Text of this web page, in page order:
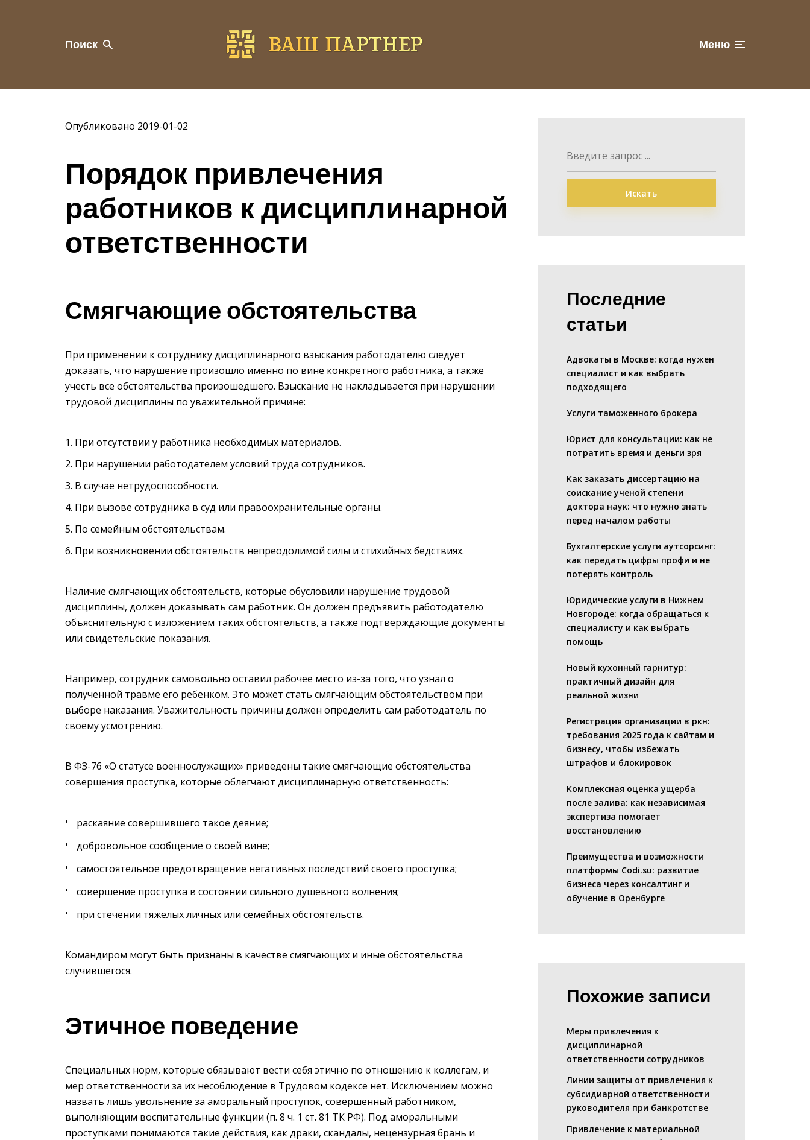
Поиск Меню
Опубликовано 2019-01-02
Порядок привлечения
работников к дисциплинарной
ответственности
Смягчающие обстоятельства
При применении к сотруднику дисциплинарного взыскания работодателю следует
доказать, что нарушение произошло именно по вине конкретного работника, а также
учесть все обстоятельства произошедшего. Взыскание не накладывается при нарушении
трудовой дисциплины по уважительной причине:
При отсутствии у работника необходимых материалов.
При нарушении работодателем условий труда сотрудников.
В случае нетрудоспособности.
При вызове сотрудника в суд или правоохранительные органы.
По семейным обстоятельствам.
При возникновении обстоятельств непреодолимой силы и стихийных бедствиях.
Наличие смягчающих обстоятельств, которые обусловили нарушение трудовой
дисциплины, должен доказывать сам работник. Он должен предъявить работодателю
объяснительную с изложением таких обстоятельств, а также подтверждающие документы
или свидетельские показания.
Например, сотрудник самовольно оставил рабочее место из-за того, что узнал о
полученной травме его ребенком. Это может стать смягчающим обстоятельством при
выборе наказания. Уважительность причины должен определить сам работодатель по
своему усмотрению.
В ФЗ-76 «О статусе военнослужащих» приведены такие смягчающие обстоятельства
совершения проступка, которые облегчают дисциплинарную ответственность:
раскаяние совершившего такое деяние;
добровольное сообщение о своей вине;
самостоятельное предотвращение негативных последствий своего проступка;
совершение проступка в состоянии сильного душевного волнения;
при стечении тяжелых личных или семейных обстоятельств.
Командиром могут быть признаны в качестве смягчающих и иные обстоятельства
случившегося.
Этичное поведение
Специальных норм, которые обязывают вести себя этично по отношению к коллегам, и
мер ответственности за их несоблюдение в Трудовом кодексе нет. Исключением можно
назвать лишь увольнение за аморальный проступок, совершенный работником,
выполняющим воспитательные функции (п. 8 ч. 1 ст. 81 ТК РФ). Под аморальными
проступками понимаются такие действия, как драки, скандалы, нецензурная брань и
Искать
Последние
статьи
Адвокаты в Москве: когда нужен
специалист и как выбрать
подходящего
Услуги таможенного брокера
Юрист для консультации: как не
потратить время и деньги зря
Как заказать диссертацию на
соискание ученой степени
доктора наук: что нужно знать
перед началом работы
Бухгалтерские услуги аутсорсинг:
как передать цифры профи и не
потерять контроль
Юридические услуги в Нижнем
Новгороде: когда обращаться к
специалисту и как выбрать
помощь
Новый кухонный гарнитур:
практичный дизайн для
реальной жизни
Регистрация организации в ркн:
требования 2025 года к сайтам и
бизнесу, чтобы избежать
штрафов и блокировок
Комплексная оценка ущерба
после залива: как независимая
экспертиза помогает
восстановлению
Преимущества и возможности
платформы Codi.su: развитие
бизнеса через консалтинг и
обучение в Оренбурге
Похожие записи
Меры привлечения к
дисциплинарной
ответственности сотрудников
Линии защиты от привлечения к
субсидиарной ответственности
руководителя при банкротстве
Привлечение к материальной